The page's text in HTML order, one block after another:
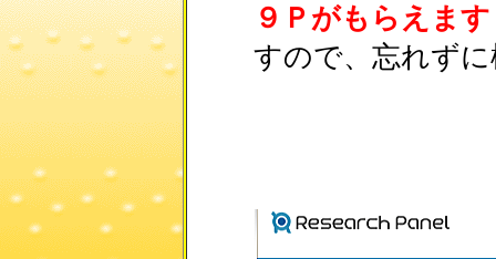
９Ｐがもらえま
すので、忘れず